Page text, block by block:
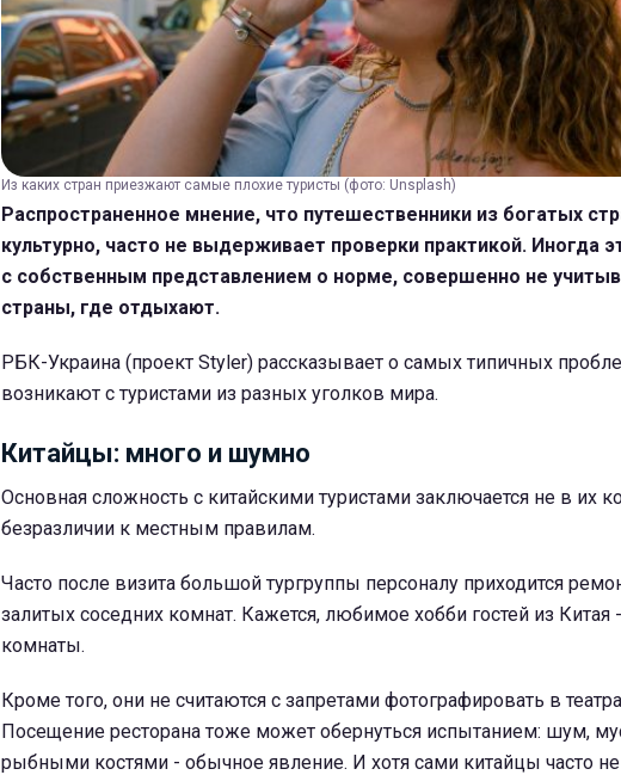
Из каких стран приезжают самые плохие туристы (фото: Unsplash)
Распространенное мнение, что путешественники из богатых
культурно, часто не выдерживает проверки практикой. Иногда
с собственным представлением о норме, совершенно не
страны, где отдыхают.
РБК-Украина (проект Styler) рассказывает о самых типичных
возникают с туристами из разных уголков мира.
Китайцы: много и шумно
Основная сложность с китайскими туристами заключается не в их
безразличии к местным правилам.
Часто после визита большой тургруппы персоналу приходится
залитых соседних комнат. Кажется, любимое хобби гостей из Китая
комнаты.
Кроме того, они не считаются с запретами фотографировать в
Посещение ресторана тоже может обернуться испытанием: шум,
рыбными костями - обычное явление. И хотя сами китайцы часто